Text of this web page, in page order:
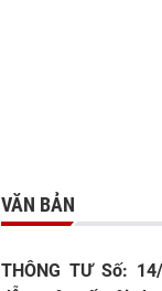
VĂN BẢN
THÔNG TƯ Số: